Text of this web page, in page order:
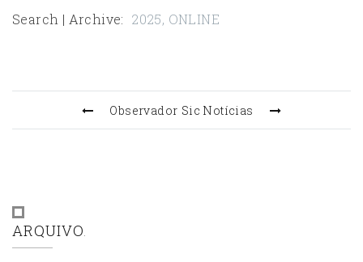
Search | Archive: 2025, ONLINE
Observador Sic Notícias
ARQUIVO